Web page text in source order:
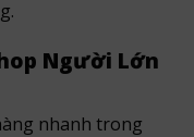
Người Lớn
nhanh trong